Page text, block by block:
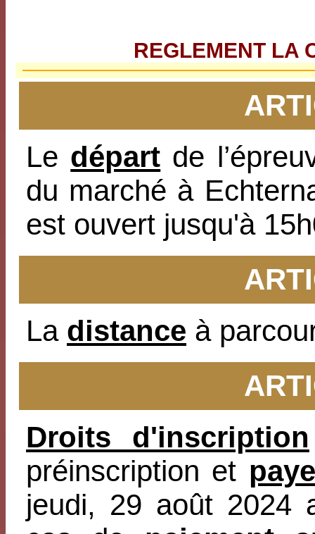
REGLEMENT LA
Le départ de
du marché à
est ouvert jusqu'à
La distance à
Droits d'inscription
préinscription et
jeudi, 29 août 2024